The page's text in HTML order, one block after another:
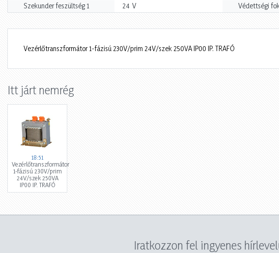
Szekunder feszültség 1 24 V Védettségi
Vezérlőtranszformátor 1-fázisú 230V/prim 24V/szek 250VA IP00 IP. TRAFÓ
Itt járt nemrég
18:51
Vezérlőtranszformátor
1-fázisú 230V/prim
24V/szek 250VA
IP00 IP. TRAFÓ
Iratkozzon fel ingyenes